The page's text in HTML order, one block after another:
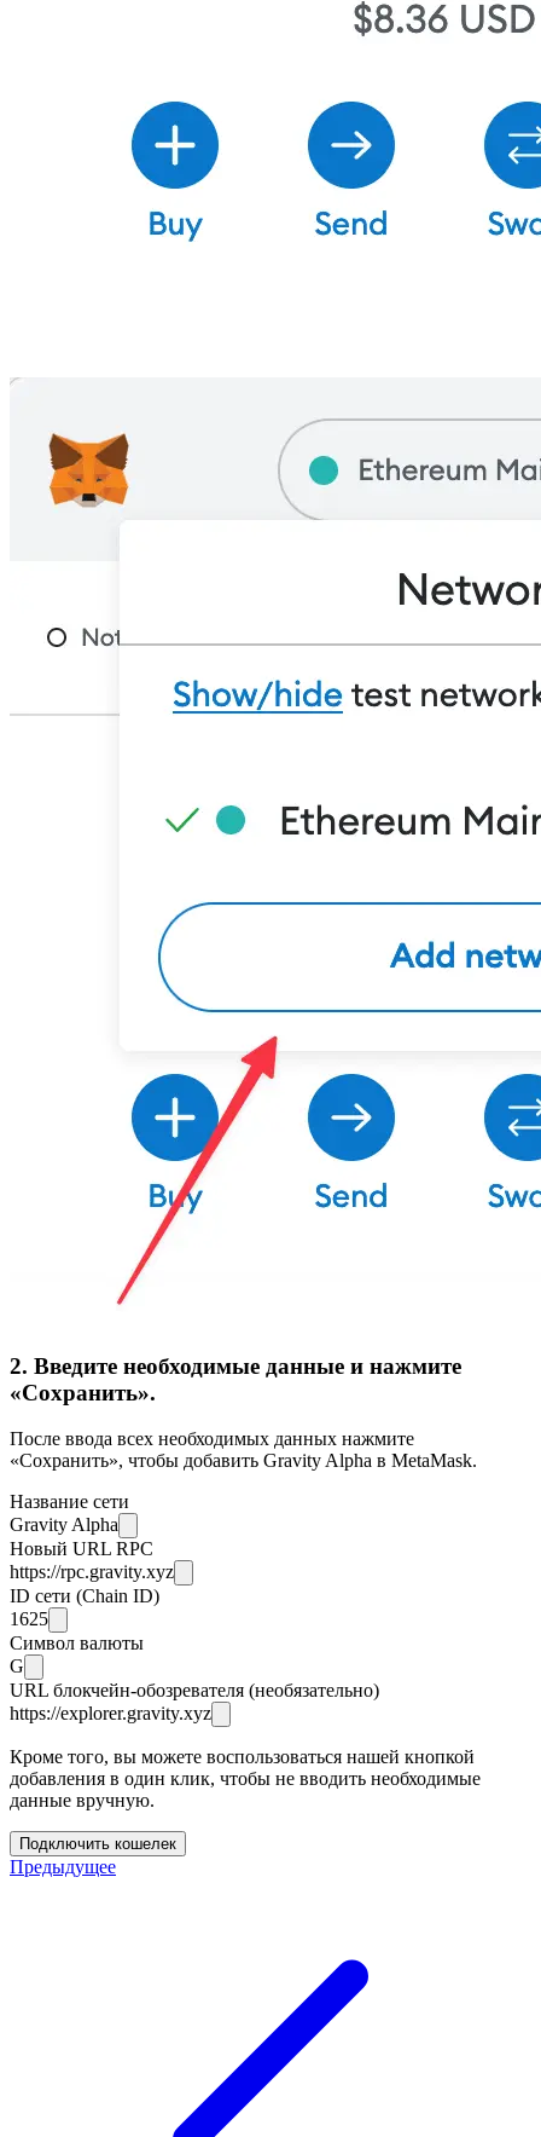
2. Введите необходимые данные и нажмите
«Сохранить».
После ввода всех необходимых данных нажмите
«Сохранить», чтобы добавить Gravity Alpha в MetaMask.
Название сети
Gravity Alpha
Новый URL RPC
https://rpc.gravity.xyz
ID сети (Chain ID)
1625
Символ валюты
G
URL блокчейн-обозревателя (необязательно)
https://explorer.gravity.xyz
Кроме того, вы можете воспользоваться нашей кнопкой
добавления в один клик, чтобы не вводить необходимые
данные вручную.
Подключить кошелек
Предыдущее